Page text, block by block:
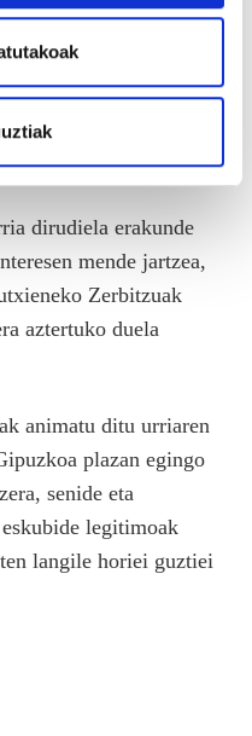
edo Eusko
arduratzeko
zerbitzuak %
ez greba-egunean,
dirudiela erakunde
mende jartzea,
Zerbitzuak
aztertuko duela
animatu ditu urriaren
plazan egingo
senide eta
legitimoak
langile horiei guztiei